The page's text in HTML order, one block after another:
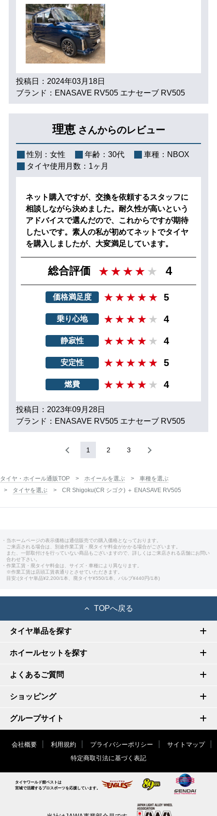
投稿日：2024年03月18日
ブランド：ENASAVE RV505 エナセーブ RV505
理恵 さんからのレビュー
性別： 女性 年齢： 30代 車種： NBOX
タイヤ使用月数： 1ヶ月
ネット購入ですが、交換を依頼するスタッフに
相談しながら決めました。耐久性が高いという
アドバイスで選んだので、これからですが期待
したいです。素人の私が初めてネットでタイヤ
を購入しましたが、大変満足しています。
総合評価 4
価格満足度 5
乗り心地 4
静寂性 4
安定性 5
燃費 4
投稿日：2023年09月28日
ブランド：ENASAVE RV505 エナセーブ RV505
1 2 3
タイヤ・ホイール通販TOP ホイールを選ぶ
車種を選ぶ
タイヤを選ぶ
CR Shigoku(CR シゴク) ＋ ENASAVE RV505
・当ホームページの表示価格は通信販売での購入価格となっております。
ご来店される場合は、別途作業工賃・廃タイヤ料金がかかる場合がございます。
また、一部取付けを行っていない商品もございますので、詳しくはご来店される店舗にお問い
合わせ下さい。
・作業工賃・廃タイヤ料金は、サイズ・車種により異なります。
※作業工賃は店頭工賃表通りとさせていただきます。
目安:(タイヤ単品¥2,200/1本、廃タイヤ¥550/1本、バルブ¥440円/1本)
TOPへ戻る
タイヤ単品を探す
ホイールセットを探す
よくあるご質問
ショッピング
グループサイト
会社概要 利用規約 プライバシーポリシー
サイトマップ
特定商取引法に基づく表記
タイヤワールド館ベストは
宮城で活躍するプロスポーツを応援しています。